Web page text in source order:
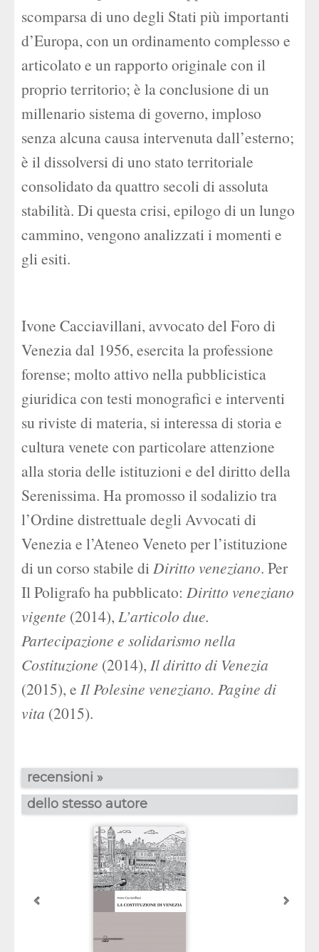
scomparsa di uno degli Stati più importanti
d’Europa, con un ordinamento complesso e
articolato e un rapporto originale con il
proprio territorio; è la conclusione di un
millenario sistema di governo, imploso
senza alcuna causa intervenuta dall’esterno;
è il dissolversi di uno stato territoriale
consolidato da quattro secoli di assoluta
stabilità. Di questa crisi, epilogo di un lungo
cammino, vengono analizzati i momenti e
gli esiti.
Ivone Cacciavillani, avvocato del Foro di
Venezia dal 1956, esercita la professione
forense; molto attivo nella pubblicistica
giuridica con testi monografici e interventi
su riviste di materia, si interessa di storia e
cultura venete con particolare attenzione
alla storia delle istituzioni e del diritto della
Serenissima. Ha promosso il sodalizio tra
l’Ordine distrettuale degli Avvocati di
Venezia e l’Ateneo Veneto per l’istituzione
di un corso stabile diDiritto veneziano. Per
Il Poligrafo ha pubblicato: Diritto veneziano
vigente (2014), L’articolo due.
Partecipazione e solidarismo nella
Costituzione (2014), Il diritto di Venezia
(2015), e Il Polesine veneziano. Pagine di
vita (2015).
recensioni »
dello stesso autore